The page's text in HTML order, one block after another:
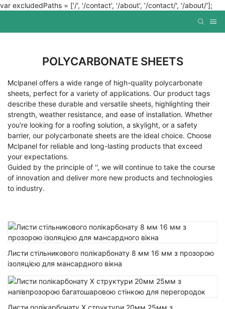
var excludedPaths = ['/', '/contact', '/about', '/contact/', '/about/'];
POLYCARBONATE SHEETS
Mclpanel offers a wide range of high-quality polycarbonate
sheets, perfect for a variety of applications. Our product tags
describe these durable and versatile sheets, highlighting their
strength, weather resistance, and ease of installation. Whether
you're looking for a roofing solution, a skylight, or a safety
barrier, our polycarbonate sheets are the ideal choice. Choose
Mclpanel for reliable and long-lasting products that exceed
your expectations.
Guided by the principle of '', we will continue to take the course
of innovation and deliver more new products and technologies
to industry.
Листи стільникового полікарбонату 8 мм 16 мм з прозорою
ізоляцією для мансардного вікна
Листи полікарбонату Х структури 20мм 25мм з